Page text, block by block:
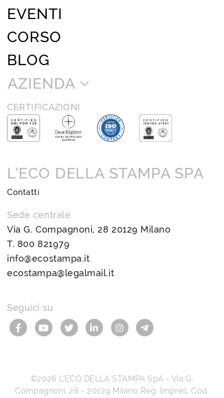
EVENTI
CORSO
BLOG
AZIENDA
CERTIFICAZIONI
L’ECO DELLA STAMPA SPA
Contatti
Sede centrale
Via G. Compagnoni, 28 20129 Milano
T. 800 821979
info@ecostampa.it
ecostampa@legalmail.it
Seguici su
©2026 L’ECO DELLA STAMPA SpA - Via G.
Compagnoni, 28 - 20129 Milano Reg. Impres, Cod.